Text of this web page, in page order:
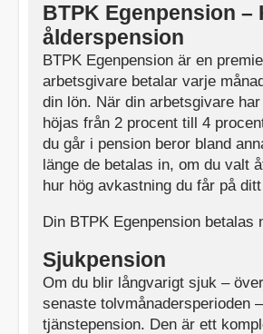
BTPK Egenpension
ålderspension
BTPK Egenpension är en
arbetsgivare betalar varje
din lön. När din arbetsgivare
höjas från 2 procent till 4
du går i pension beror bland
länge de betalas in, om du valt
hur hög avkastning du får på
Din BTPK Egenpension betalas
Sjukpension
Om du blir långvarigt sjuk –
senaste tolvmånadersperioden
tjänstepension. Den är ett